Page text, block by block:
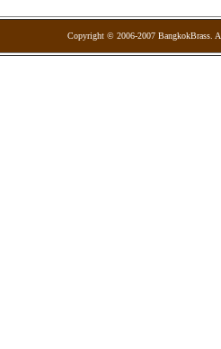
Copyright © 2006-2007 BangkokBrass.